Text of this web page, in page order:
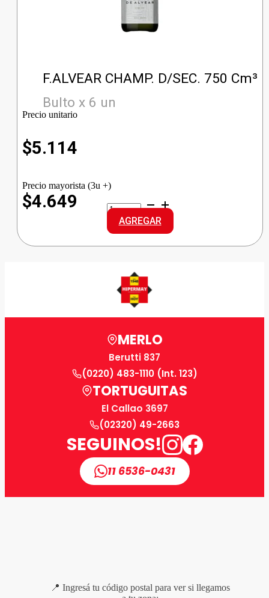
F.ALVEAR CHAMP. D/SEC. 750 Cm³
Bulto x 6 un
Precio unitario
$5.114
Precio mayorista (3u +)
$4.649
F.ALVEAR
CHAMP.
D/SEC.
cantidad
AGREGAR
MERLO
Berutti 837
(0220) 483-1110 (Int. 123)
TORTUGUITAS
El Callao 3697
(02320) 49-2663
SEGUINOS!
11 6536-0431
📍 Ingresá tu código postal para ver si llegamos